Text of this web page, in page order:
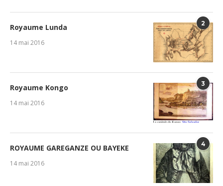
2
Royaume Lunda
14 mai 2016
3
Royaume Kongo
14 mai 2016
4
ROYAUME GAREGANZE OU BAYEKE
14 mai 2016